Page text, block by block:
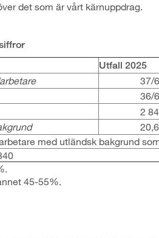
det som är vårt kärnuppdrag.
Utfall 2025
37/
36/
2
20,6
med utländsk bakgrund
45-55%.